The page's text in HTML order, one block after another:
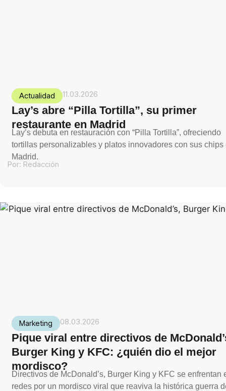
Actualidad 11.03.2026
Lay’s abre “Pilla Tortilla”, su primer
restaurante en Madrid
Lay’s debuta en restauración con “Pilla Tortilla”, ofreciendo
tortillas personalizables y platos innovadores con sus chips
Madrid.
Por: Redacción
Marketing 08.03.2026
Pique viral entre directivos de
Burger King y KFC: ¿quién dio el mejor
mordisco?
Directivos de McDonald’s, Burger King y KFC se enfrentan
redes por un mordisco viral que reaviva la histórica guerra